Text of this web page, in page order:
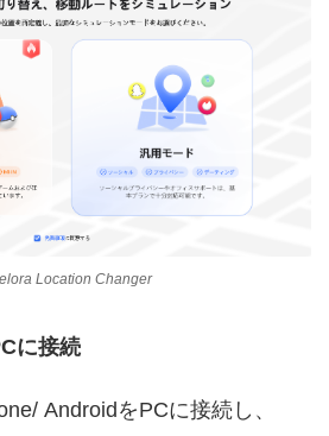
Location Changer
に接続
AndroidをPCに接続し、